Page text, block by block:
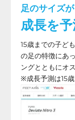
足のサイズ
成長を予
15歳までの子ど
の足の特徴にあ
ングとともにオ
※成長予測は15